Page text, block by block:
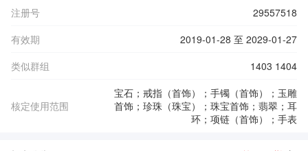
注册号
29557518
有效期
2019-01-28 至 2029-01-27
类似群组
1403 1404
核定使用范围
宝石；戒指（首饰）；手镯（首饰）；玉雕
首饰；珍珠（珠宝）；珠宝首饰；翡翠；耳
环；项链（首饰）；手表